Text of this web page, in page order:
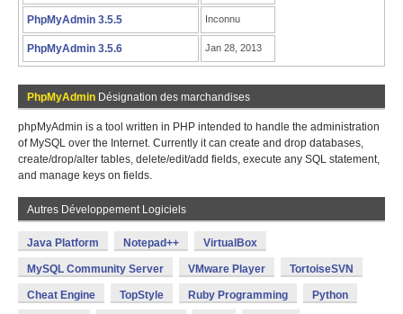
PhpMyAdmin 3.5.5 Inconnu
PhpMyAdmin 3.5.6 Jan 28, 2013
PhpMyAdmin Désignation des marchandises
phpMyAdmin is a tool written in PHP intended to handle the administration
of MySQL over the Internet. Currently it can create and drop databases,
create/drop/alter tables, delete/edit/add fields, execute any SQL statement,
and manage keys on fields.
Autres Développement Logiciels
Java Platform Notepad++ VirtualBox
MySQL Community Server VMware Player TortoiseSVN
Cheat Engine TopStyle Ruby Programming Python